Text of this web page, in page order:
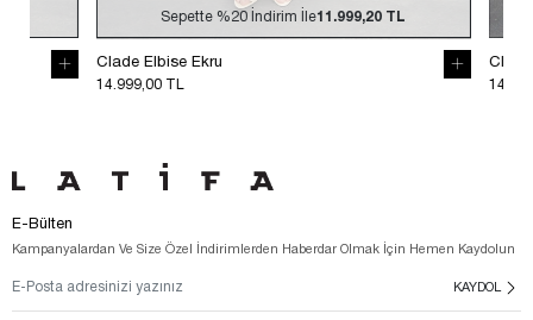
%20İndirim İle 11.999,20 TL
Clade Elbise Ekru
14.999,00 TL
Clade Elbise
14.999,00 TL
E-Bülten
Kampanyalardan Ve Size Özel İndirimlerden Haberdar Olmak İçin Hemen Kaydolun
KAYDOL